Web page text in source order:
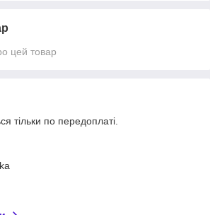
цей товар
тільки по передоплаті.